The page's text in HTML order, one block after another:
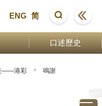
ENG 简
口述歷史
——港彩 鳴謝